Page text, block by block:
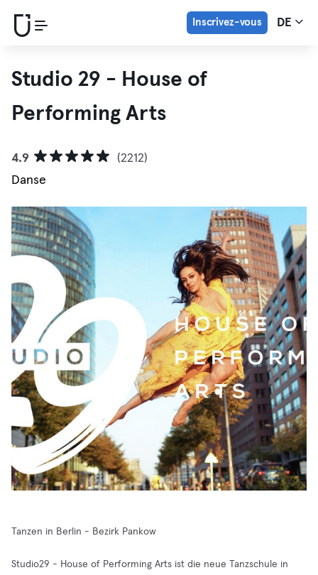
Inscrivez-vous DE
Studio 29 - House of
Performing Arts
4.9
(2212)
Danse
Tanzen in Berlin - Bezirk Pankow
Studio29 - House of Performing Arts ist die neue Tanzschule in